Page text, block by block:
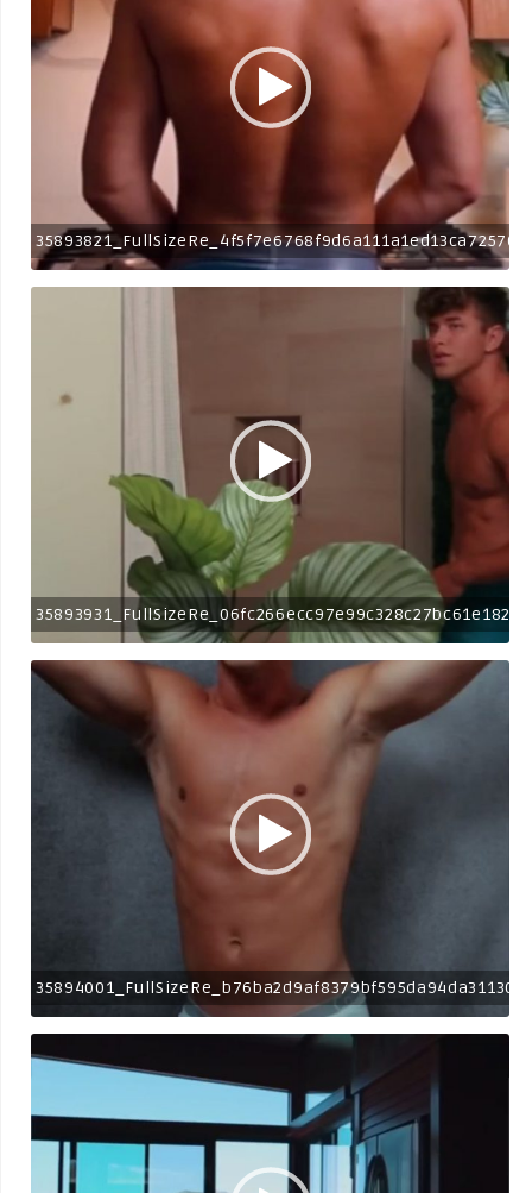
35893821_FullSizeRe_4f5f7e6768f9d6a111a1ed13ca72570f
35893931_FullSizeRe_06fc266ecc97e99c328c27bc61e1824b